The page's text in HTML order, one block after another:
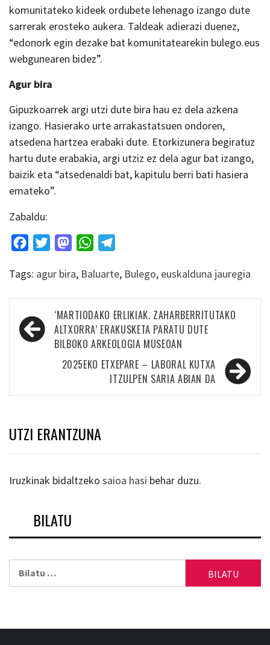
komunitateko kideek ordubete lehenago izango dute
sarrerak erosteko aukera. Taldeak adierazi duenez,
“edonork egin dezake bat komunitatearekin bulego.eus
webgunearen bidez”.
Agur bira
Gipuzkoarrek argi utzi dute bira hau ez dela azkena
izango. Hasierako urte arrakastatsuen ondoren,
atsedena hartzea erabaki dute. Etorkizunera begiratuz
hartu dute erabakia, argi utziz ez dela agur bat izango,
baizik eta “atsedenaldi bat, kapitulu berri bati hasiera
emateko”.
Zabaldu:
FacebookTwitterMastodonWhatsApp
Tags: agur bira, Baluarte, Bulego, euskalduna jauregia
Bidalketetan
zehar
nabigatu
‘MARTIODAKO ERLIKIAK. ZAHARBERRITUTAKO
ALTXORRA’ ERAKUSKETA PARATU DUTE
BILBOKO ARKEOLOGIA MUSEOAN
2025EKO ETXEPARE – LABORAL KUTXA
ITZULPEN SARIA ABIAN DA
UTZI ERANTZUNA
Iruzkinak bidaltzeko saioa hasi behar duzu.
BILATU